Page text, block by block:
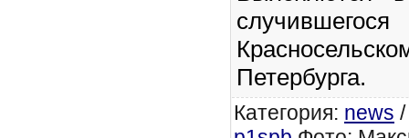
Петербурга.
Категория: news